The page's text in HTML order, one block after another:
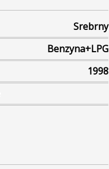
Srebrny
Benzyna+LPG
1998